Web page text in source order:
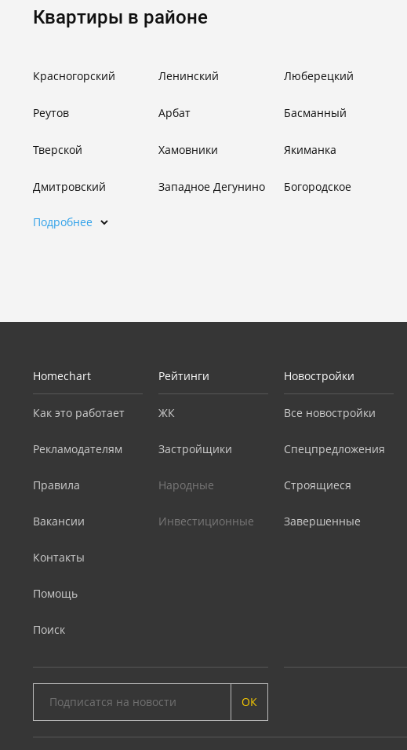
Квартиры в районе
Красногорский Ленинский Люберецкий
Реутов Арбат Басманный
Тверской Хамовники Якиманка
Дмитровский Западное Дегунино Богородское
Подробнее
Homechart
Как это работает
Рекламодателям
Правила
Вакансии
Контакты
Помощь
Поиск
Рейтинги
ЖК
Застройщики
Народные
Инвестиционные
Новостройки
Все новостройки
Спецпредложения
Строящиеся
Завершенные
ОК